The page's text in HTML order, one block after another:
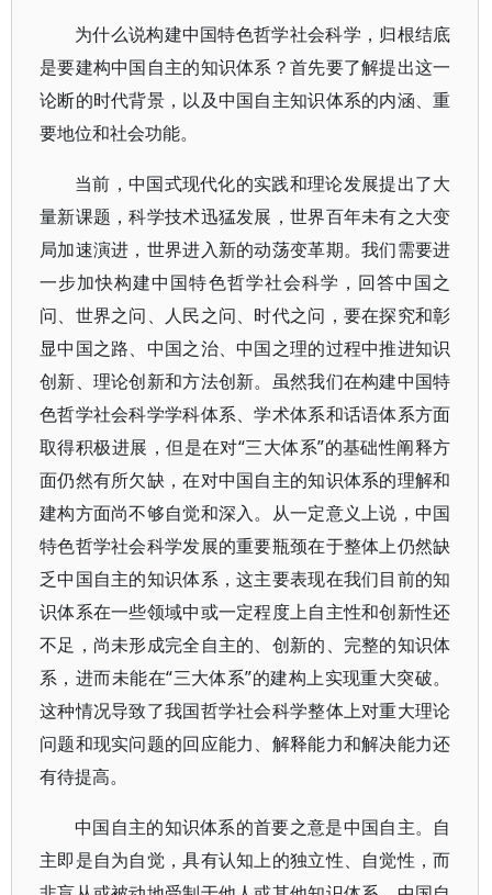
为什么说构建中国特色哲学社会科学，归根结底
是要建构中国自主的知识体系？首先要了解提出这一
论断的时代背景，以及中国自主知识体系的内涵、重
要地位和社会功能。
当前，中国式现代化的实践和理论发展提出了大
量新课题，科学技术迅猛发展，世界百年未有之大变
局加速演进，世界进入新的动荡变革期。我们需要进
一步加快构建中国特色哲学社会科学，回答中国之
问、世界之问、人民之问、时代之问，要在探究和彰
显中国之路、中国之治、中国之理的过程中推进知识
创新、理论创新和方法创新。虽然我们在构建中国特
色哲学社会科学学科体系、学术体系和话语体系方面
取得积极进展，但是在对“三大体系”的基础性阐释方
面仍然有所欠缺，在对中国自主的知识体系的理解和
建构方面尚不够自觉和深入。从一定意义上说，中国
特色哲学社会科学发展的重要瓶颈在于整体上仍然缺
乏中国自主的知识体系，这主要表现在我们目前的知
识体系在一些领域中或一定程度上自主性和创新性还
不足，尚未形成完全自主的、创新的、完整的知识体
系，进而未能在“三大体系”的建构上实现重大突破。
这种情况导致了我国哲学社会科学整体上对重大理论
问题和现实问题的回应能力、解释能力和解决能力还
有待提高。
中国自主的知识体系的首要之意是中国自主。自
主即是自为自觉，具有认知上的独立性、自觉性，而